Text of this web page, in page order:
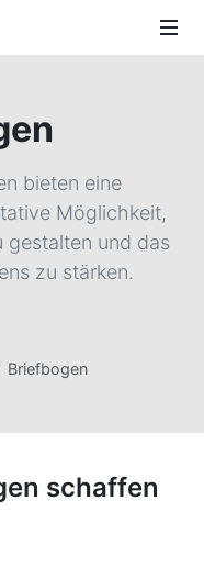
bieten eine
Möglichkeit,
gestalten und das
zu stärken.
Briefbogen
schaffen